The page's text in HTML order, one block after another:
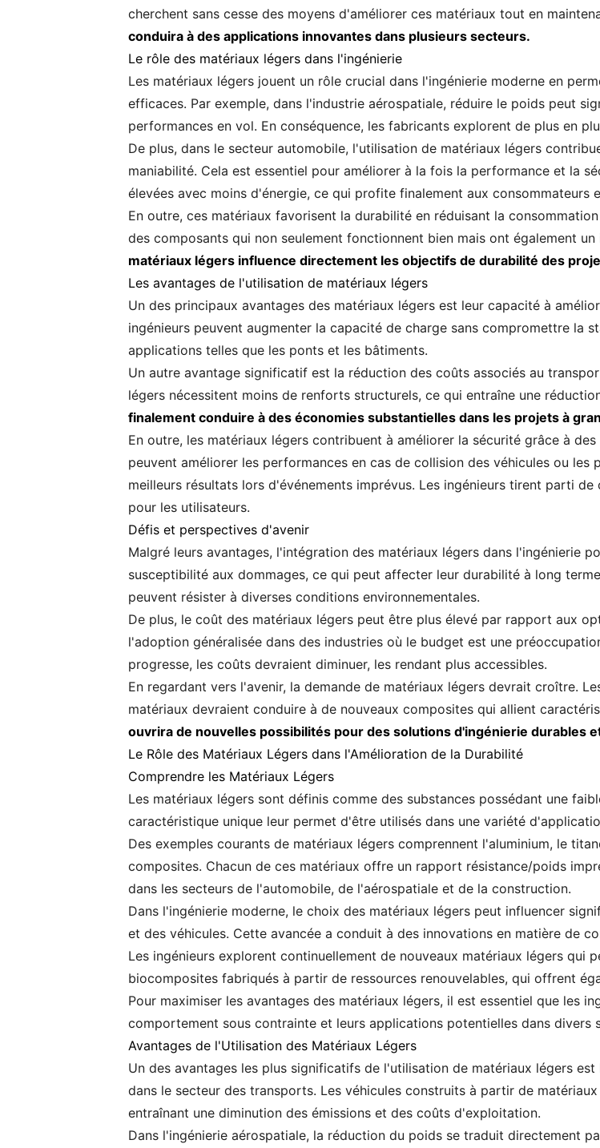
cherchent sans cesse des moyens d'améliorer ces matériaux tout en
conduira à des applications innovantes dans plusieurs secteurs.
Le rôle des matériaux légers dans l'ingénierie
Les matériaux légers jouent un rôle crucial dans l'ingénierie moderne en
efficaces. Par exemple, dans l'industrie aérospatiale, réduire le poids peut
performances en vol. En conséquence, les fabricants explorent de plus en
De plus, dans le secteur automobile, l'utilisation de matériaux légers
maniabilité. Cela est essentiel pour améliorer à la fois la performance et la
élevées avec moins d'énergie, ce qui profite finalement aux consommateurs
En outre, ces matériaux favorisent la durabilité en réduisant la
des composants qui non seulement fonctionnent bien mais ont également
matériaux légers influence directement les objectifs de durabilité des
Les avantages de l'utilisation de matériaux légers
Un des principaux avantages des matériaux légers est leur capacité à
ingénieurs peuvent augmenter la capacité de charge sans compromettre la
applications telles que les ponts et les bâtiments.
Un autre avantage significatif est la réduction des coûts associés au
légers nécessitent moins de renforts structurels, ce qui entraîne une
finalement conduire à des économies substantielles dans les projets à
En outre, les matériaux légers contribuent à améliorer la sécurité grâce à
peuvent améliorer les performances en cas de collision des véhicules ou
meilleurs résultats lors d'événements imprévus. Les ingénieurs tirent parti
pour les utilisateurs.
Défis et perspectives d'avenir
Malgré leurs avantages, l'intégration des matériaux légers dans l'ingénierie
susceptibilité aux dommages, ce qui peut affecter leur durabilité à long
peuvent résister à diverses conditions environnementales.
De plus, le coût des matériaux légers peut être plus élevé par rapport aux
l'adoption généralisée dans des industries où le budget est une
progresse, les coûts devraient diminuer, les rendant plus accessibles.
En regardant vers l'avenir, la demande de matériaux légers devrait croître.
matériaux devraient conduire à de nouveaux composites qui allient
ouvrira de nouvelles possibilités pour des solutions d'ingénierie durables
Le Rôle des Matériaux Légers dans l'Amélioration de la Durabilité
Comprendre les Matériaux Légers
Les matériaux légers sont définis comme des substances possédant une
caractéristique unique leur permet d'être utilisés dans une variété
Des exemples courants de matériaux légers comprennent l'aluminium, le
composites. Chacun de ces matériaux offre un rapport résistance/poids
dans les secteurs de l'automobile, de l'aérospatiale et de la construction.
Dans l'ingénierie moderne, le choix des matériaux légers peut influencer
et des véhicules. Cette avancée a conduit à des innovations en matière de
Les ingénieurs explorent continuellement de nouveaux matériaux légers qui
biocomposites fabriqués à partir de ressources renouvelables, qui offrent
Pour maximiser les avantages des matériaux légers, il est essentiel que les
comportement sous contrainte et leurs applications potentielles dans divers
Avantages de l'Utilisation des Matériaux Légers
Un des avantages les plus significatifs de l'utilisation de matériaux légers
dans le secteur des transports. Les véhicules construits à partir de
entraînant une diminution des émissions et des coûts d'exploitation.
Dans l'ingénierie aérospatiale, la réduction du poids se traduit directement